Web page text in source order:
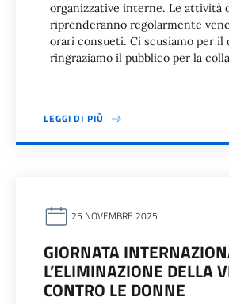
organizzative interne. Le attività
riprenderanno regolarmente
orari consueti. Ci scusiamo per il
ringraziamo il pubblico per la
LEGGI DI PIÙ
25 NOVEMBRE 2025
GIORNATA
L’ELIMINAZIONE DELLA
CONTRO LE DONNE